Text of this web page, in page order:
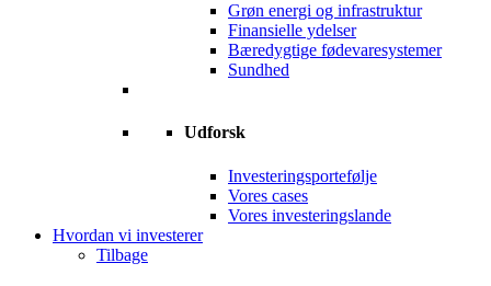
Grøn energi og infrastruktur
Finansielle ydelser
Bæredygtige fødevaresystemer
Sundhed
Udforsk
Investeringsportefølje
Vores cases
Vores investeringslande
Hvordan vi investerer
Tilbage